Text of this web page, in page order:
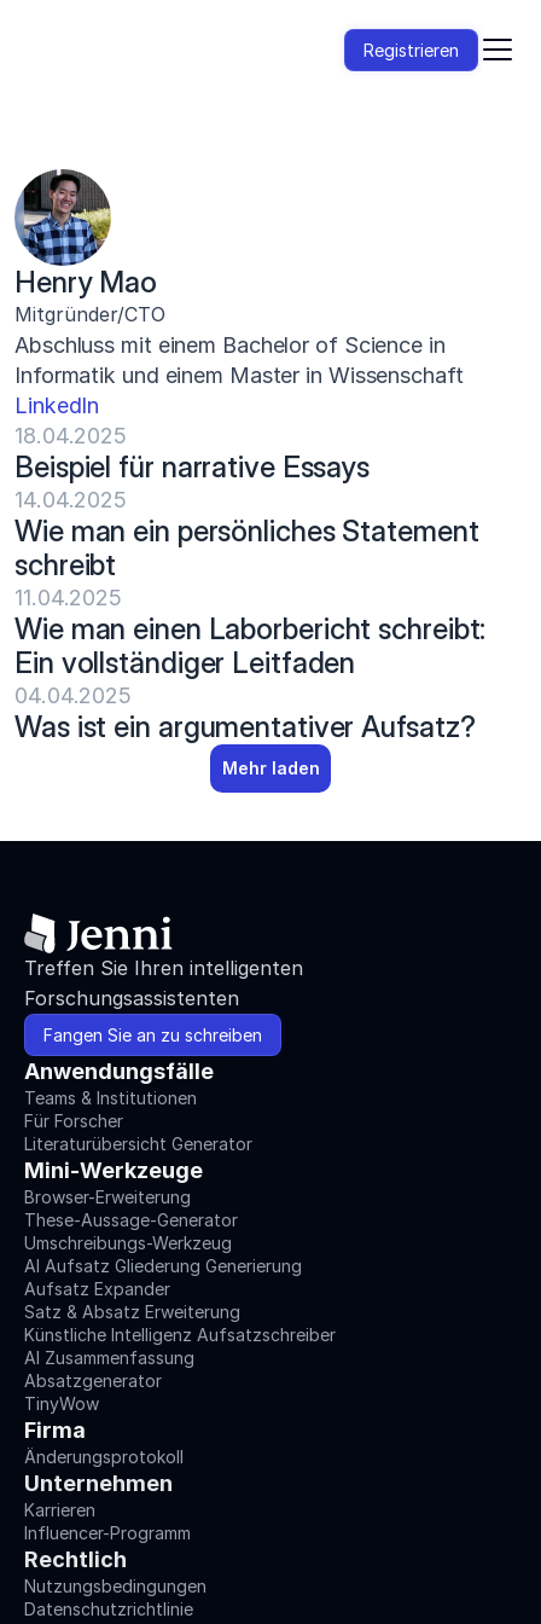
Registrieren
Henry Mao
Mitgründer/CTO
Abschluss mit einem Bachelor of Science in
Informatik und einem Master in Wissenschaft
LinkedIn
18.04.2025
Beispiel für narrative Essays
14.04.2025
Wie man ein persönliches Statement
schreibt
11.04.2025
Wie man einen Laborbericht schreibt:
Ein vollständiger Leitfaden
04.04.2025
Was ist ein argumentativer Aufsatz?
Mehr laden
Treffen Sie Ihren intelligenten
Forschungsassistenten
Fangen Sie an zu schreiben
Anwendungsfälle
Teams & Institutionen
Für Forscher
Literaturübersicht Generator
Mini-Werkzeuge
Browser-Erweiterung
These-Aussage-Generator
Umschreibungs-Werkzeug
AI Aufsatz Gliederung Generierung
Aufsatz Expander
Satz & Absatz Erweiterung
Künstliche Intelligenz Aufsatzschreiber
AI Zusammenfassung
Absatzgenerator
TinyWow
Firma
Änderungsprotokoll
Unternehmen
Karrieren
Influencer-Programm
Rechtlich
Nutzungsbedingungen
Datenschutzrichtlinie